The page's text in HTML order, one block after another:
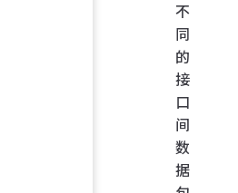
不
同
的
接
口
间
数
据